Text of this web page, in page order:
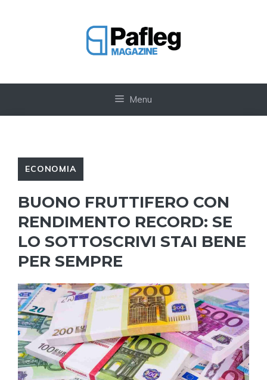
Menu
ECONOMIA
BUONO FRUTTIFERO CON
RENDIMENTO RECORD: SE
LO SOTTOSCRIVI STAI BENE
PER SEMPRE